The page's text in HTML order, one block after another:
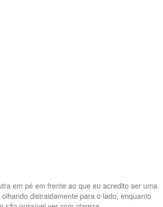
em pé em frente ao que eu acredito ser uma
distraidamente para o lado, enquanto